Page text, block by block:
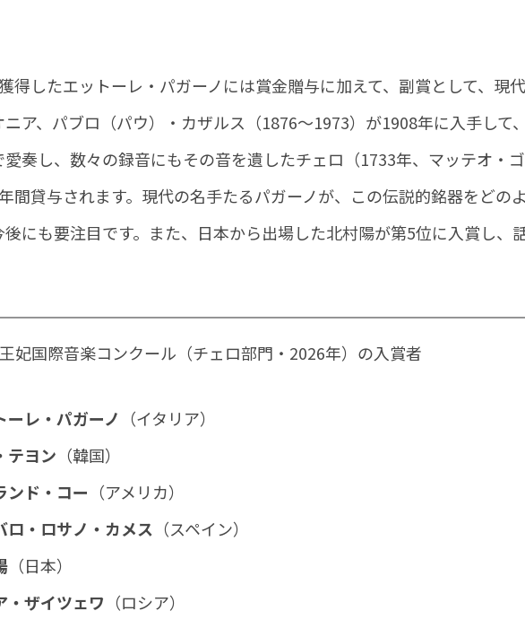
得したエットーレ・パガーノには賞金贈与に加えて、副賞として、現
ア、パブロ（パウ）・カザルス（1876～1973）が1908年に入手して
奏し、数々の録音にもその音を遺したチェロ（1733年、マッテオ・
間貸与されます。現代の名手たるパガーノが、この伝説的銘器をどの
にも要注目です。また、日本から出場した北村陽が第5位に入賞し、
妃国際音楽コンクール（チェロ部門・2026年）の入賞者
ーレ・パガーノ （イタリア）
テヨン （韓国）
ンド・コー （アメリカ）
ロ・ロサノ・カメス （スペイン）
（日本）
・ザイツェワ （ロシア）